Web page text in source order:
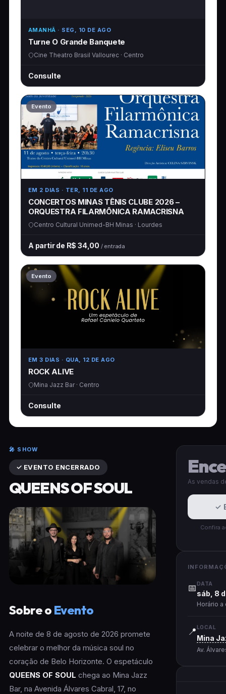
AMANHÃ · SEG, 10 DE AGO
Turne O Grande Banquete
Cine Theatro Brasil Vallourec · Centro
Consulte
Evento
EM 2 DIAS · TER, 11 DE AGO
CONCERTOS MINAS TÊNIS CLUBE 2026 –
ORQUESTRA FILARMÔNICA RAMACRISNA
Centro Cultural Unimed-BH Minas · Lourdes
A partir de R$ 34,00 / entrada
Evento
EM 3 DIAS · QUA, 12 DE AGO
ROCK ALIVE
Mina Jazz Bar · Centro
Consulte
🎤 SHOW
✓ EVENTO ENCERRADO
QUEENS OF SOUL
Sobre o Evento
A noite de 8 de agosto de 2026 promete
celebrar o melhor da música soul no
coração de Belo Horizonte. O espetáculo
QUEENS OF SOUL chega ao Mina Jazz
Bar, na Avenida Álvares Cabral, 17, no
As vendas
✓
Confira
📅DATA
sáb, 8
Horário a
📍LOCAL
Mina
Av.